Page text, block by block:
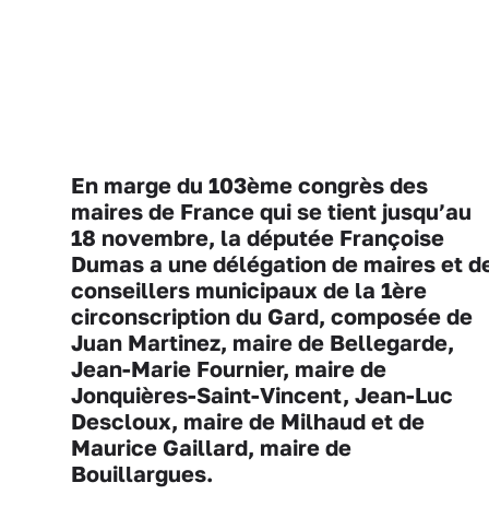
En marge du 103ème congrès des
maires de France qui se tient jusqu’au
18 novembre, la députée Françoise
Dumas a une délégation de maires et
conseillers municipaux de la 1ère
circonscription du Gard, composée de
Juan Martinez, maire de Bellegarde,
Jean-Marie Fournier, maire de
Jonquières-Saint-Vincent, Jean-Luc
Descloux, maire de Milhaud et de
Maurice Gaillard, maire de
Bouillargues.